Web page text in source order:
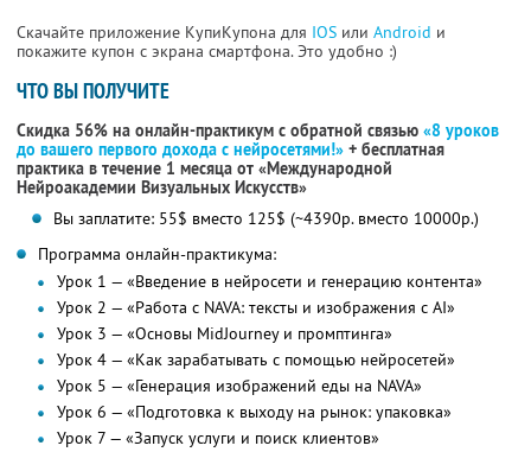
Скачайте приложение КупиКупона для IOS или Android и
покажите купон с экрана смартфона. Это удобно :)
ЧТО ВЫ ПОЛУЧИТЕ
Скидка 56% на онлайн-практикум с обратной связью «8 уроков
до вашего первого дохода с нейросетями!» + бесплатная
практика в течение 1 месяца от «Международной
Нейроакадемии Визуальных Искусств»
Вы заплатите: 55$ вместо 125$ (~4390р. вместо 10000р.)
Программа онлайн-практикума:
Урок 1 — «Введение в нейросети и генерацию контента»
Урок 2 — «Работа с NAVA: тексты и изображения с AI»
Урок 3 — «Основы MidJourney и промптинга»
Урок 4 — «Как зарабатывать с помощью нейросетей»
Урок 5 — «Генерация изображений еды на NAVA»
Урок 6 — «Подготовка к выходу на рынок: упаковка»
Урок 7 — «Запуск услуги и поиск клиентов»